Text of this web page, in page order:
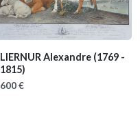
LIERNUR Alexandre (1769 -
1815)
600 €